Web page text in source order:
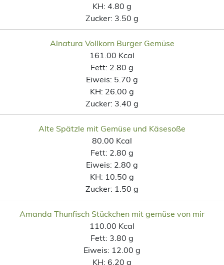
KH: 4.80 g
Zucker: 3.50 g
Alnatura Vollkorn Burger Gemüse
161.00 Kcal
Fett: 2.80 g
Eiweis: 5.70 g
KH: 26.00 g
Zucker: 3.40 g
Alte Spätzle mit Gemüse und Käsesoße
80.00 Kcal
Fett: 2.80 g
Eiweis: 2.80 g
KH: 10.50 g
Zucker: 1.50 g
Amanda Thunfisch Stückchen mit gemüse von mir
110.00 Kcal
Fett: 3.80 g
Eiweis: 12.00 g
KH: 6.20 g